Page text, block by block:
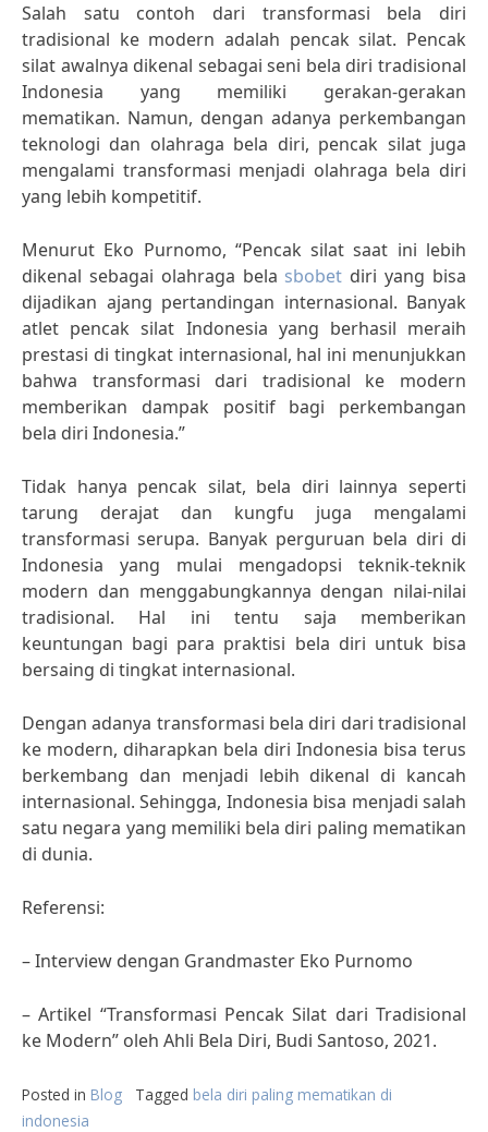
Salah satu contoh dari transformasi bela diri
tradisional ke modern adalah pencak silat. Pencak
silat awalnya dikenal sebagai seni bela diri tradisional
Indonesia yang memiliki gerakan-gerakan
mematikan. Namun, dengan adanya perkembangan
teknologi dan olahraga bela diri, pencak silat juga
mengalami transformasi menjadi olahraga bela diri
yang lebih kompetitif.
Menurut Eko Purnomo, “Pencak silat saat ini lebih
dikenal sebagai olahraga bela sbobet diri yang bisa
dijadikan ajang pertandingan internasional. Banyak
atlet pencak silat Indonesia yang berhasil meraih
prestasi di tingkat internasional, hal ini menunjukkan
bahwa transformasi dari tradisional ke modern
memberikan dampak positif bagi perkembangan
bela diri Indonesia.”
Tidak hanya pencak silat, bela diri lainnya seperti
tarung derajat dan kungfu juga mengalami
transformasi serupa. Banyak perguruan bela diri di
Indonesia yang mulai mengadopsi teknik-teknik
modern dan menggabungkannya dengan nilai-nilai
tradisional. Hal ini tentu saja memberikan
keuntungan bagi para praktisi bela diri untuk bisa
bersaing di tingkat internasional.
Dengan adanya transformasi bela diri dari tradisional
ke modern, diharapkan bela diri Indonesia bisa terus
berkembang dan menjadi lebih dikenal di kancah
internasional. Sehingga, Indonesia bisa menjadi salah
satu negara yang memiliki bela diri paling mematikan
di dunia.
Referensi:
– Interview dengan Grandmaster Eko Purnomo
– Artikel “Transformasi Pencak Silat dari Tradisional
ke Modern” oleh Ahli Bela Diri, Budi Santoso, 2021.
Posted in Blog Tagged bela diri paling mematikan di
indonesia